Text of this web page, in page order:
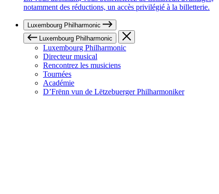
notamment des réductions, un accès privilégié à la billetterie.
Luxembourg Philharmonic
Luxembourg Philharmonic
Luxembourg Philharmonic
Directeur musical
Rencontrez les musiciens
Tournées
Académie
D’Frënn vun de Lëtzebuerger Philharmoniker